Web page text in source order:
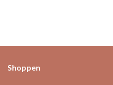
Shoppen